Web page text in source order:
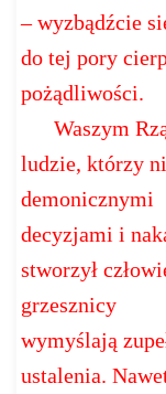
– wyzbądźcie
do tej pory
pożądliwości.
Waszym
ludzie, którzy
demonicznymi
decyzjami i
stworzył
grzesznicy
wymyślają
ustalenia.